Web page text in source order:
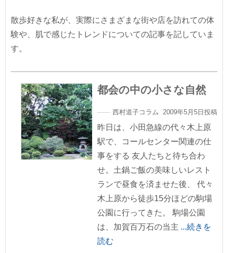
散歩好きな私が、実際にさまざまな街や店を訪れての体
験や、肌で感じたトレンドについての記事を記していま
す。
都会の中の小さな自然
西村道子コラム 2009年5月5日投稿
昨日は、小田急線の代々木上原
駅で、コールセンター関連の仕
事をする 友人たちと待ち合わ
せ。土鍋ご飯の美味しいレスト
ランで昼食を済ませた後、 代々
木上原から徒歩15分ほどの駒場
公園に行ってきた。 駒場公園
は、加賀百万石の当主 ...続きを
読む